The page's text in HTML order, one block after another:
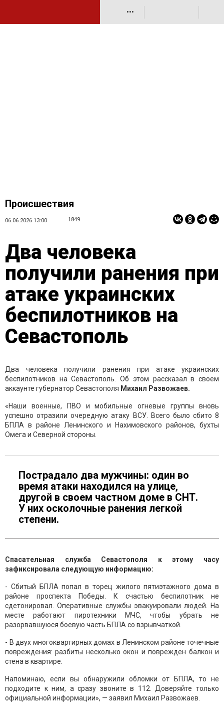
•••
Происшествия
06.06.2026 13:00 1849
Два человека
получили ранения при
атаке украинских
беспилотников на
Севастополь
Два человека получили ранения при атаке украинских
беспилотников на Севастополь. Об этом рассказал в своем
аккаунте губернатор Севастополя Михаил Развожаев.
«Наши военные, ПВО и мобильные огневые группы вновь
успешно отразили очередную атаку ВСУ. Всего было сбито 8
БПЛА в районе Ленинского и Нахимовского районов, бухты
Омега и Северной стороны.
Пострадало два мужчины: один во
время атаки находился на улице,
другой в своем частном доме в СНТ.
У них осколочные ранения легкой
степени.
Спасательная служба Севастополя к этому часу
зафиксировала следующую информацию:
- Сбитый БПЛА попал в торец жилого пятиэтажного дома в
районе проспекта Победы. К счастью беспилотник не
сдетонировал. Оперативные службы эвакуировали людей. На
месте работают пиротехники МЧС, чтобы убрать не
разорвавшуюся боевую часть БПЛА со взрывчаткой.
- В двух многоквартирных домах в Ленинском районе точечные
повреждения: разбиты несколько окон и поврежден балкон и
стена в квартире.
Напоминаю, если вы обнаружили обломки от БПЛА, то не
подходите к ним, а сразу звоните в 112. Доверяйте только
официальной информации», — заявил Михаил Развожаев.